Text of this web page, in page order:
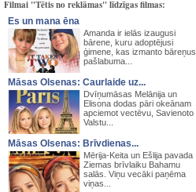
Filmai "Tētis no reklāmas" līdzīgas filmas:
Es un mana ēna
Amanda ir ielās izaugusi
bārene, kuru adoptējusi
ģimene, kas izmanto bāreņus
pašlabuma...
Māsas Olsenas: Caurlaide uz...
Dvīņumāsas Melānija un
Elisona dodas pāri okeānam
apciemot vectēvu, Savienoto
Valstu...
Māsas Olsenas: Brīvdienas...
Mērija-Keita un Ešlija pavada
Ziemas brīvlaiku Bahamu
salās. Viņu vecāki paņēma
viņas...